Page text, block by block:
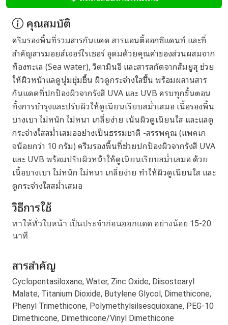
คุณสมบัติ
ครีมรองพื้นที่รวมสารกันแดด สารแอนตี้ออกซิแดนท์ และที่
สำคัญสารมอยส์เจอร์ไรเซอร์ อุดมด้วยคุณค่าของส่วนผสมจาก
ท้องทะเล (Sea water), วิตามินอี และสารสกัดจากส้มยูสุ ช่วย
ให้ผิวหน้าแลดูนุ่มชุ่มชื้น ผิวดูกระจ่างใสขึ้น พร้อมผสานสาร
กันแดดที่ปกป้องผิวจากรังสี UVA และ UVB ครบทุกขั้นตอน
ทั้งการบำรุงและปรับผิวให้ดูเนียนเรียบสม่ำเสมอ เนื้อรองพื้น
บางเบา ไม่หนัก ไม่หนา เกลี่ยง่าย เน้นผิวดูเนียนใส และแลดู
กระจ่างใสสม่ำเสมออย่างเป็นธรรมชาติ -สรรพคุณ (แพคเก
จน้อยกว่า 10 กรัม) ครีมรองพื้นที่ช่วยปกป้องผิวจากรังสี UVA
และ UVB พร้อมปรับผิวหน้าให้ดูเนียนเรียบสม่ำเสมอ ด้วย
เนื้อบางเบา ไม่หนัก ไม่หนา เกลี่ยง่าย ทำให้ผิวดูเนียนใส และ
ดูกระจ่างใสสม่ำเสมอ
วิธีการใช้
ทาให้ทั่วใบหน้า เป็นประจำก่อนออกแดด อย่างน้อย 15-20
นาที
สารสำคัญ
Cyclopentasiloxane, Water, Zinc Oxide, Diisostearyl
Malate, Titanium Dioxide, Butylene Glycol, Dimethicone,
Phenyl Trimethicone, Polymethylsilsesquioxane, PEG-10
Dimethicone, Dimethicone/Vinyl Dimethicone